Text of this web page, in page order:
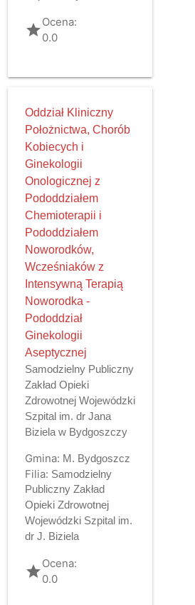
gradeOcena:
0.0
Oddział Kliniczny
Położnictwa, Chorób
Kobiecych i
Ginekologii
Onologicznej z
Pododdziałem
Chemioterapii i
Pododdziałem
Noworodków,
Wcześniaków z
Intensywną Terapią
Noworodka -
Pododdział
Ginekologii
Aseptycznej
Samodzielny Publiczny
Zakład Opieki
Zdrowotnej Wojewódzki
Szpital im. dr Jana
Biziela w Bydgoszczy
Gmina: M. Bydgoszcz
Filia: Samodzielny
Publiczny Zakład
Opieki Zdrowotnej
Wojewódzki Szpital im.
dr J. Biziela
gradeOcena:
0.0